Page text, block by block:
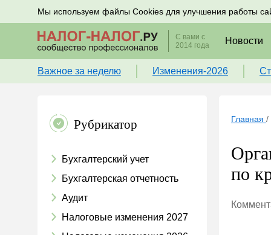
Мы используем файлы Cookies для улучшения работы
Подписывайтесь на новости по налогам, учету и
С вами с
2014 года
Новости
Важное за неделю Изменения-2026
Рубрикатор
Бухгалтерский учет
Бухгалтерская отчетность
Аудит
Налоговые изменения 2027
Главная /
по